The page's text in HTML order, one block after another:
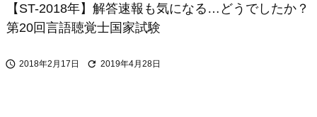
【ST-2018年】解答速報も気になる…どうでしたか？
第20回言語聴覚士国家試験
 2018年2月17日  2019年4月28日